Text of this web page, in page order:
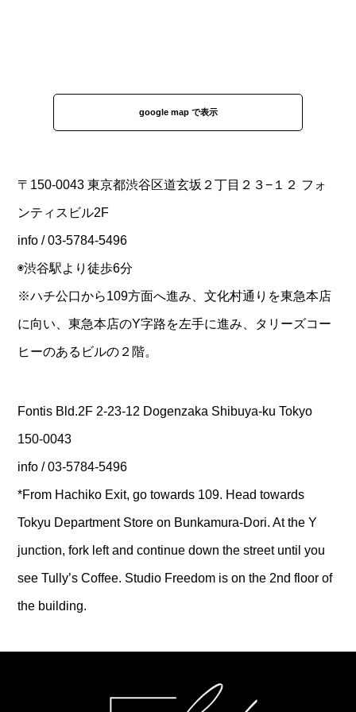
google map で表示
〒150-0043 東京都渋谷区道玄坂２丁目２３−１２ フォ
ンティスビル2F
info / 03-5784-5496
◉渋谷駅より徒歩6分
※ハチ公口から109方面へ進み、文化村通りを東急本店
に向い、東急本店のY字路を左手に進み、タリーズコー
ヒーのあるビルの２階。
Fontis Bld.2F 2-23-12 Dogenzaka Shibuya-ku Tokyo
150-0043
info / 03-5784-5496
*From Hachiko Exit, go towards 109. Head towards
Tokyu Department Store on Bunkamura-Dori. At the Y
junction, fork left and continue down the street until you
see Tully’s Coffee. Studio Freedom is on the 2nd floor of
the building.